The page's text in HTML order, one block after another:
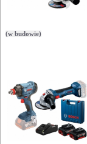
(w budowie)